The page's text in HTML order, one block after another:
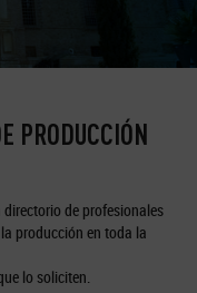
PRODUCCIÓN
de profesionales
producción en toda la
lo soliciten.